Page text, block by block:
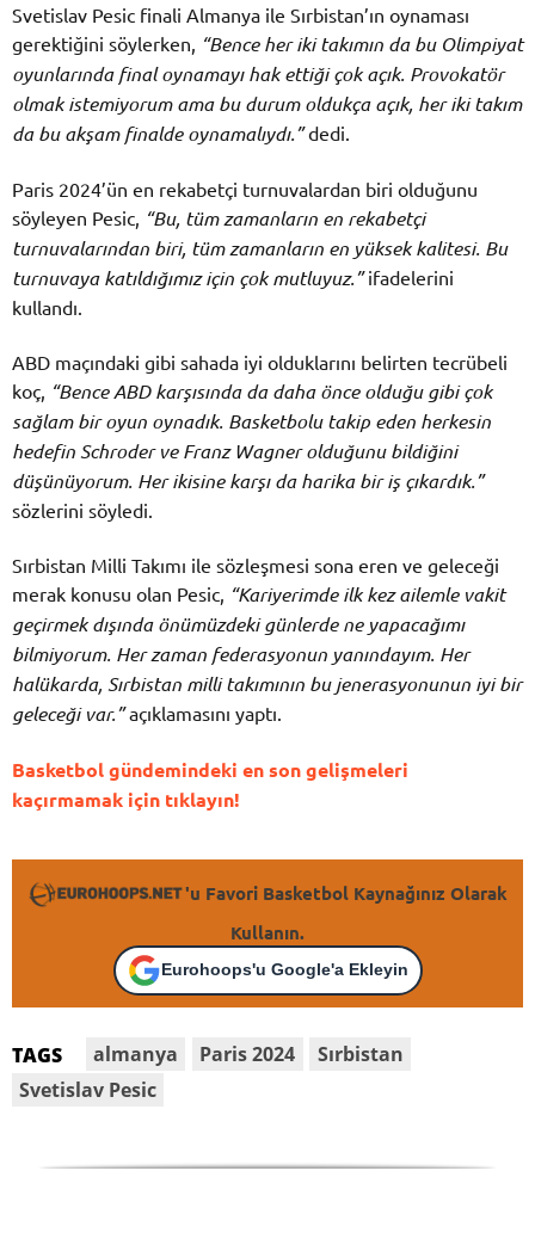
Svetislav Pesic finali Almanya ile Sırbistan’ın oynaması
gerektiğini söylerken, “Bence her iki takımın da bu Olimpiyat
oyunlarında final oynamayı hak ettiği çok açık. Provokatör
olmak istemiyorum ama bu durum oldukça açık, her iki takım
da bu akşam finalde oynamalıydı.”dedi.
Paris 2024’ün en rekabetçi turnuvalardan biri olduğunu
söyleyen Pesic, “Bu, tüm zamanların en rekabetçi
turnuvalarından biri, tüm zamanların en yüksek kalitesi. Bu
turnuvaya katıldığımız için çok mutluyuz.”ifadelerini
kullandı.
ABD maçındaki gibi sahada iyi olduklarını belirten tecrübeli
koç, “Bence ABD karşısında da daha önce olduğu gibi çok
sağlam bir oyun oynadık. Basketbolu takip eden herkesin
hedefin Schroder ve Franz Wagner olduğunu bildiğini
düşünüyorum. Her ikisine karşı da harika bir iş çıkardık.”
sözlerini söyledi.
Sırbistan Milli Takımı ile sözleşmesi sona eren ve geleceği
merak konusu olan Pesic, “Kariyerimde ilk kez ailemle vakit
geçirmek dışında önümüzdeki günlerde ne yapacağımı
bilmiyorum. Her zaman federasyonun yanındayım. Her
halükarda, Sırbistan milli takımının bu jenerasyonunun iyi bir
geleceği var.”açıklamasını yaptı.
Basketbol gündemindeki en son gelişmeleri
kaçırmamak için tıklayın!
'u Favori Basketbol Kaynağınız Olarak
Kullanın.
Eurohoops'u Google'a Ekleyin
TAGS almanya Paris 2024
Sırbistan
Svetislav Pesic